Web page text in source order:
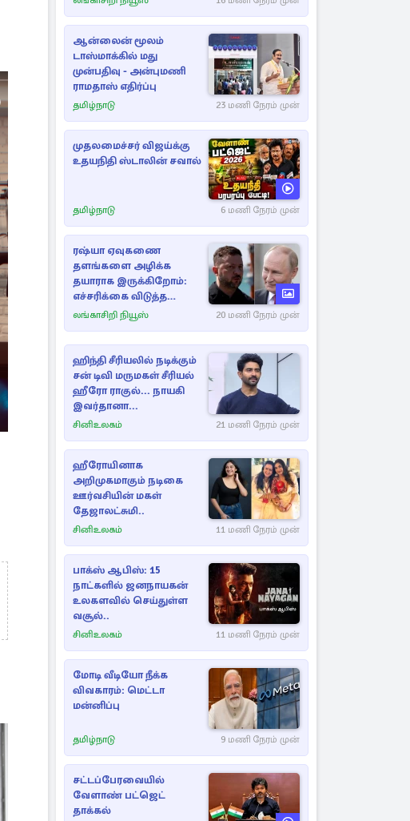
ஆன்லைன் மூலம்
டாஸ்மாக்கில் மது
முன்பதிவு - அன்புமணி
ராமதாஸ் எதிர்ப்பு
தமிழ்நாடு 23 மணி நேரம் முன்
முதலமைச்சர் விஜய்க்கு
உதயநிதி ஸ்டாலின் சவால்
தமிழ்நாடு 6 மணி நேரம் முன்
ரஷ்யா ஏவுகணை
தளங்களை அழிக்க
தயாராக இருக்கிறோம்:
எச்சரிக்கை விடுத்த
ஜெலென்ஸ்கி
லங்காசிறி நியூஸ் 20 மணி நேரம் முன்
ஹிந்தி சீரியலில் நடிக்கும்
சன் டிவி மருமகள் சீரியல்
ஹீரோ ராகுல்... நாயகி
இவர்தானா...
சினிஉலகம் 21 மணி நேரம் முன்
ஹீரோயினாக
அறிமுகமாகும் நடிகை
ஊர்வசியின் மகள்
தேஜாலட்சுமி..
சினிஉலகம் 11 மணி நேரம் முன்
பாக்ஸ் ஆபிஸ்: 15
நாட்களில் ஜனநாயகன்
உலகளவில் செய்துள்ள
வசூல்..
சினிஉலகம் 11 மணி நேரம் முன்
மோடி வீடியோ நீக்க
விவகாரம்: மெட்டா
மன்னிப்பு
தமிழ்நாடு 9 மணி நேரம் முன்
சட்டப்பேரவையில்
வேளாண் பட்ஜெட்
தாக்கல்